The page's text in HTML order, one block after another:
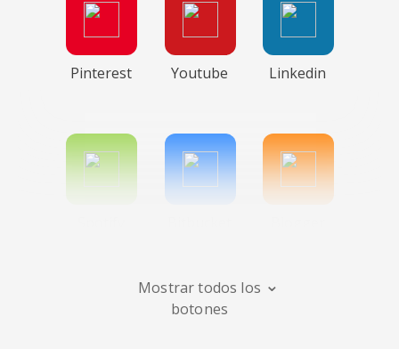
Pinterest Youtube Linkedin
Mostrar todos los
botones